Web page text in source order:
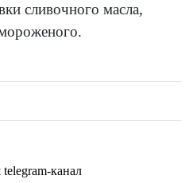
сливочного масла,
канал